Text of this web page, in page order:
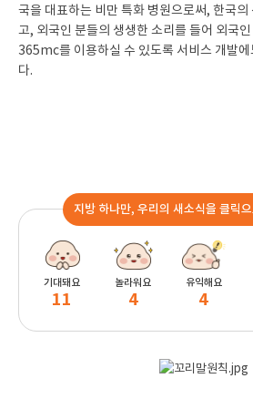
국을 대표하는 비만 특화 병원으로써, 한국의
고, 외국인 분들의 생생한 소리를 들어 외국
365mc를 이용하실 수 있도록 서비스 개발에
다.
지방 하나만, 우리의 새소식을 클릭
기대돼요
11
놀라워요
4
유익해요
4